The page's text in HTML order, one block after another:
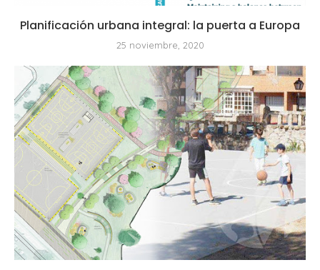
Planificación urbana integral: la puerta a Europa
25 noviembre, 2020